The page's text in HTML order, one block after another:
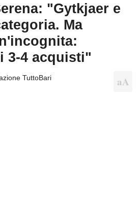
"Gytkjaer e
Ma
3-4 acquisti"
TuttoBari